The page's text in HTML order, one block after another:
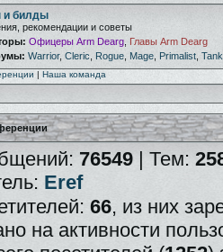
и билды
рекомендации и советы
Офицеры Arm Dearg Главы Arm Dearg
Warrior, Cleric Rogue Mage Primalist Tank
| Наша команда
76549 | Тем:
Eref
66, из них
на активности